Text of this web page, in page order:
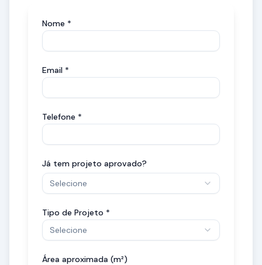
Nome *
Email *
Telefone *
Já tem projeto aprovado?
Selecione
Tipo de Projeto *
Selecione
Área aproximada (m²)